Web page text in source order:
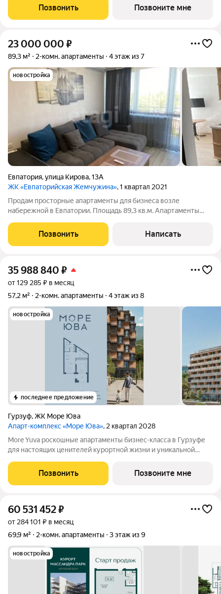
горы / город Этаж: 8 Общая площадь: 163.52 Высота потолков:
3м. Жизнь в окружении
Позвонить Позвоните мне
23 000 000 ₽
89,3 м² 2-комн. апартаменты 4 этаж из 7
новостройка
Евпатория,улица Кирова,13А
ЖК «Евпаторийская Жемчужина», 1 квартал 2021
Продам просторные апартаменты для бизнеса возле
набережной в Евпатории. Площадь 89,3 кв.м. Апартаменты
общим тамбуром и кладовой. В первом - кухня-гостиная с
санузлом, во втором - кухня-гостиная со
Позвонить Написать
35 988 840 ₽
от 129 285 ₽ в месяц
57,2 м²
2-комн. апартаменты 4 этаж из 8
новостройка
последнее предложение
Гурзуф,ЖК Море Юва
Апарт-комплекс «Море Юва», 2 квартал 2028
More Yuva роскошные апартаменты бизнес-класса в Гурзуфе
для настоящих ценителей курортной жизни и уникальной
подлинные впечатления,искренние эмоции и моменты,
превращающие жизнь в произведение
Позвонить Позвоните мне
60 531 452₽
от 284 101 ₽ в месяц
69,9 м²
2-комн. апартаменты 3 этаж из 9
новостройка